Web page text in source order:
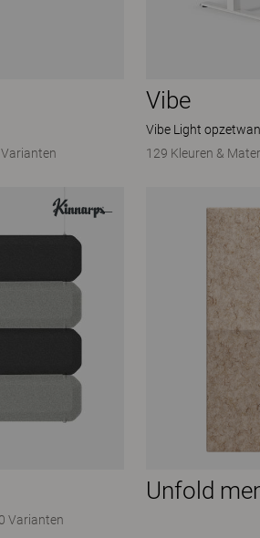
Vibe
Vibe Light
129 Kleuren &
Varianten
Unfold